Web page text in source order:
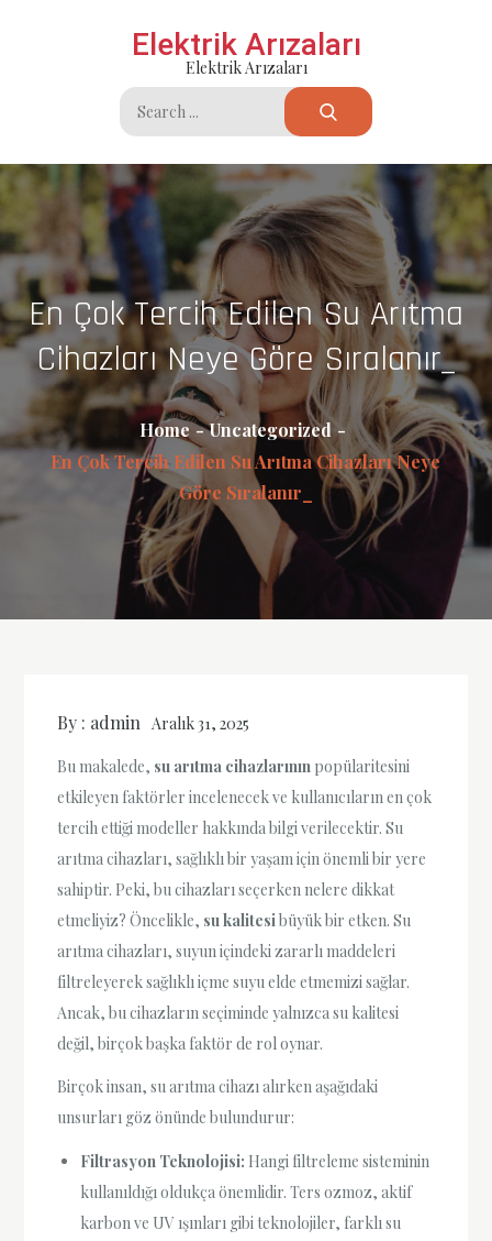
Elektrik Arızaları
Elektrik Arızaları
Search
for:
En Çok Tercih Edilen Su Arıtma
Cihazları Neye Göre Sıralanır_
Home
Uncategorized
En Çok Tercih Edilen Su Arıtma Cihazları Neye
Göre Sıralanır_
By : admin Aralık 31, 2025
Bu makalede, su arıtma cihazlarının popülaritesini
etkileyen faktörler incelenecek ve kullanıcıların en çok
tercih ettiği modeller hakkında bilgi verilecektir. Su
arıtma cihazları, sağlıklı bir yaşam için önemli bir yere
sahiptir. Peki, bu cihazları seçerken nelere dikkat
etmeliyiz? Öncelikle, su kalitesibüyük bir etken. Su
arıtma cihazları, suyun içindeki zararlı maddeleri
filtreleyerek sağlıklı içme suyu elde etmemizi sağlar.
Ancak, bu cihazların seçiminde yalnızca su kalitesi
değil, birçok başka faktör de rol oynar.
Birçok insan, su arıtma cihazı alırken aşağıdaki
unsurları göz önünde bulundurur:
Filtrasyon Teknolojisi: Hangi filtreleme sisteminin
kullanıldığı oldukça önemlidir. Ters ozmoz, aktif
karbon ve UV ışınları gibi teknolojiler, farklı su